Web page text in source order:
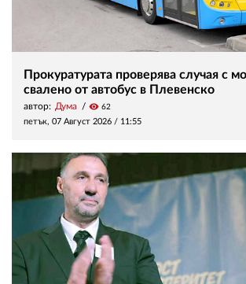
Прокуратурата проверява случая с
свалено от автобус в Плевенско
автор: Дума visibility 62
петък, 07 Август 2026 / 11:55